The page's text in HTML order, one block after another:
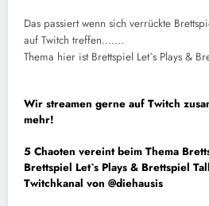
Das passiert wenn sich verrückte
auf Twitch treffen…….
Thema hier ist Brettspiel Let`s Plays &
Wir streamen gerne auf Twitch
mehr!
5 Chaoten vereint beim Thema
Brettspiel Let`s Plays & Brettspiel
Twitchkanal von @diehausis